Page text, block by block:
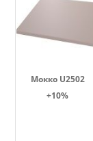
Мокко U2502
+10%